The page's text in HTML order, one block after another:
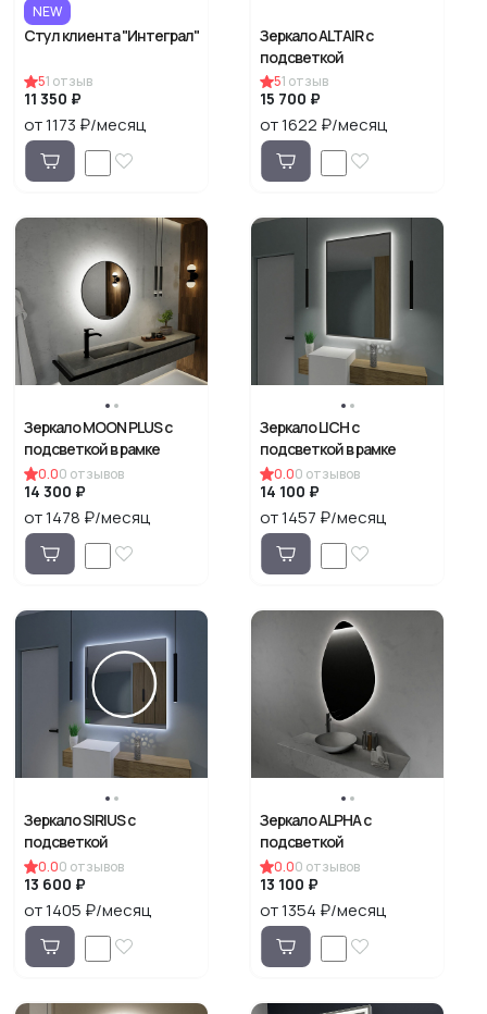
NEW
Стул клиента "Интеграл"
51 отзыв
11 350 ₽
от 1173 ₽/месяц
Зеркало ALTAIR с
подсветкой
51 отзыв
15 700 ₽
от 1622 ₽/месяц
Зеркало MOON PLUS с
подсветкой в рамке
0.00 отзывов
14 300 ₽
от 1478 ₽/месяц
Зеркало LICH с
подсветкой в рамке
0.00 отзывов
14 100 ₽
от 1457 ₽/месяц
Зеркало SIRIUS с
подсветкой
0.00 отзывов
13 600 ₽
от 1405 ₽/месяц
Зеркало ALPHA с
подсветкой
0.00 отзывов
13 100 ₽
от 1354 ₽/месяц